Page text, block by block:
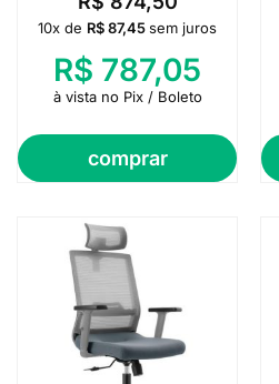
comprar
10x de R$87,45sem juros
R$ 787,05
à vista no Pix / Boleto